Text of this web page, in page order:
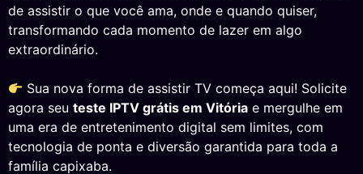
de assistir o que você ama, onde e quando quiser,
transformando cada momento de lazer em algo
extraordinário.
Sua nova forma de assistir TV começa aqui! Solicite
agora seu teste IPTV grátis em Vitória e mergulhe em
uma era de entretenimento digital sem limites, com
tecnologia de ponta e diversão garantida para toda a
família capixaba.